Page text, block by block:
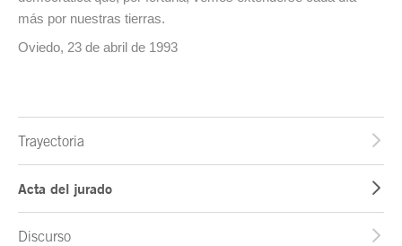
más por nuestras tierras.
Oviedo, 23 de abril de 1993
Trayectoria
Acta del jurado
Discurso